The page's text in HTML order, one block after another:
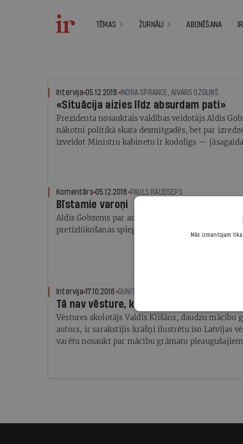
TĒMAS ŽURNĀLI ABONĒŠANA
Intervija 05.12.2018. INDRA SPRANCE, AIVARS OZOLIŅŠ
«Situācija aizies līdz absurdam pati»
Prezidenta nosauktais valdības veidotājs Aldis
nākotni politikā skata desmitgadēs, bet par
izveidot Ministru kabinetu ir kodolīgs — jāsagaida
Komentārs 05.12.2018. PAULS RAUDSEPS
Bīstamie varoņi
Aldis Gobzems par autoritāti nosaucis PSRS
pretizlūkošanas spiegu
Intervija 17.10.2018. GUNITA NAGLE
Tā nav vēsture, kuru gribam
Vēstures skolotājs Valdis Klišāns, daudzu mācību
autors, ir sarakstījis krāšņi ilustrētu īso Latvijas
varētu nosaukt par mācību grāmatu
Mēs izmantojam